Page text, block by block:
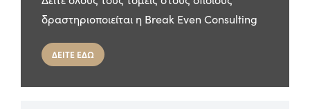
δραστηριοποιείται η Break Even Consulting
ΔΕΙΤΕ ΕΔΩ